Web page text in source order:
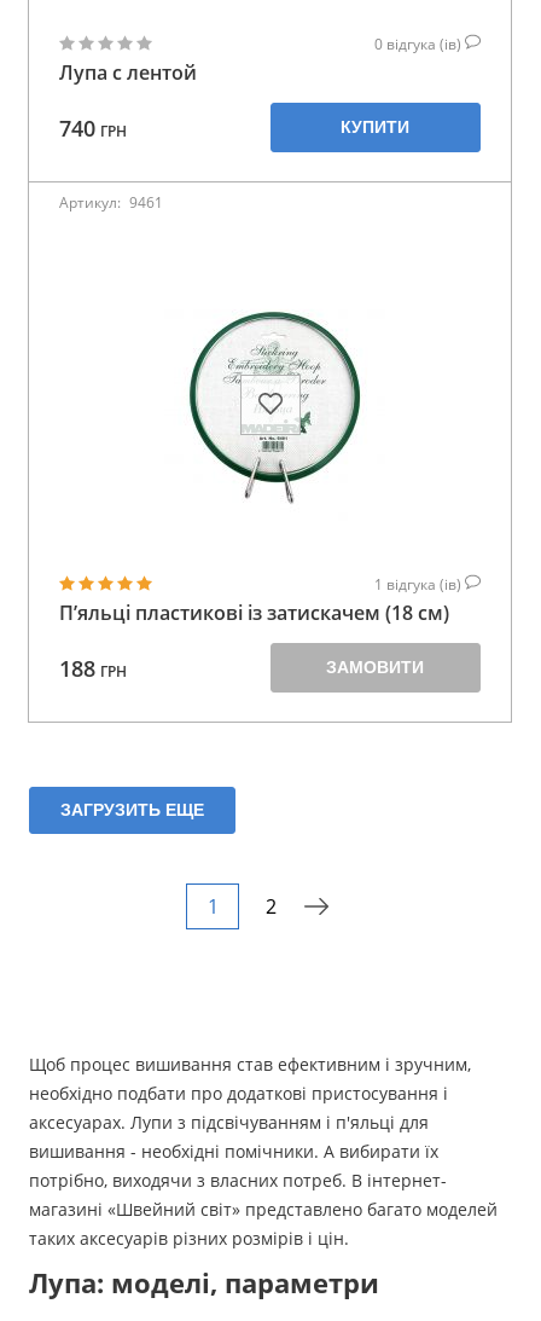
Щоб процес вишивання став ефективним і зручним,
необхідно подбати про додаткові пристосування і
аксесуарах. Лупи з підсвічуванням і п'яльці для
вишивання - необхідні помічники. А вибирати їх
потрібно, виходячи з власних потреб. В інтернет-
магазині «Швейний світ» представлено багато моделей
таких аксесуарів різних розмірів і цін.
Лупа: моделі, параметри
0 відгука (ів)
Лупа с лентой
740 ГРН КУПИТИ
Артикул: 9461
1 відгука (ів)
П’яльці пластикові із затискачем (18 см)
188 ГРН ЗАМОВИТИ
ЗАГРУЗИТЬ ЕЩЕ
1 2